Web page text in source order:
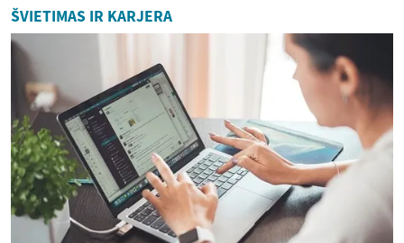
ŠVIETIMAS IR KARJERA